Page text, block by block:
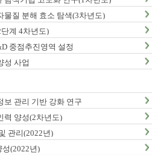
물질 분해 효소 탐색(3차년도)
계 4차년도)
중점추진영역 설정
성 사업
보 관리 기반 강화 연구
력 양성(2차년도)
관리(2022년)
(2022년)